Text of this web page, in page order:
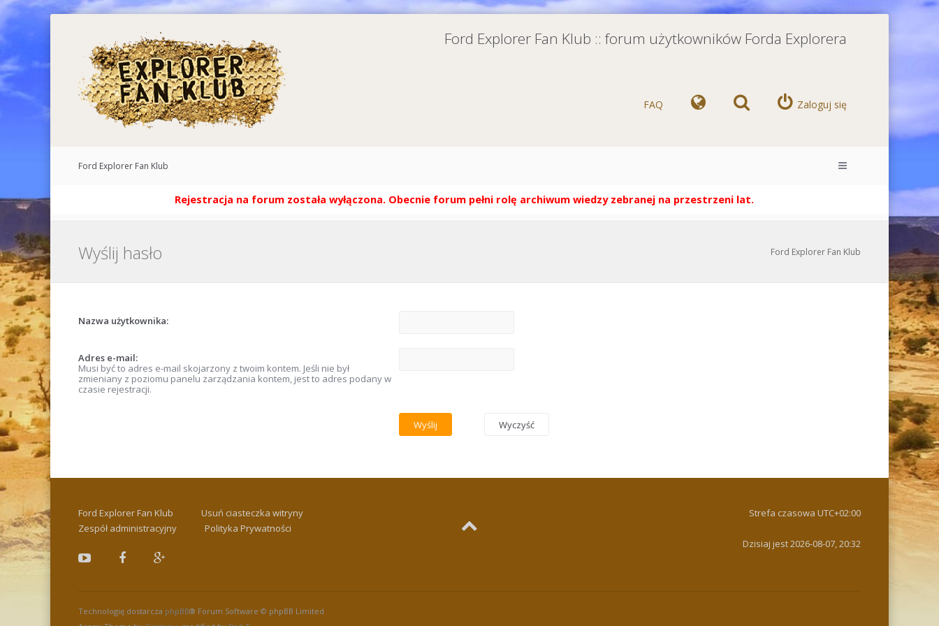
Ford Explorer Fan Klub :: forum użytkowników Forda Explorera
FAQ Zaloguj się
Ford Explorer Fan Klub
Rejestracja na forum została wyłączona. Obecnie forum pełni rolę archiwum wiedzy zebranej na przestrzeni lat.
Wyślij hasło Ford Explorer Fan Klub
Nazwa użytkownika:
Adres e-mail:
Musi być to adres e-mail skojarzony z twoim kontem. Jeśli nie był
zmieniany z poziomu panelu zarządzania kontem, jest to adres podany w
czasie rejestracji.
Ford Explorer Fan Klub
Usuń ciasteczka witryny
Zespół administracyjny
Polityka Prywatności
Strefa czasowa UTC+02:00
Dzisiaj jest 2026-08-07, 20:32
Technologię dostarcza phpBB® Forum Software © phpBB Limited